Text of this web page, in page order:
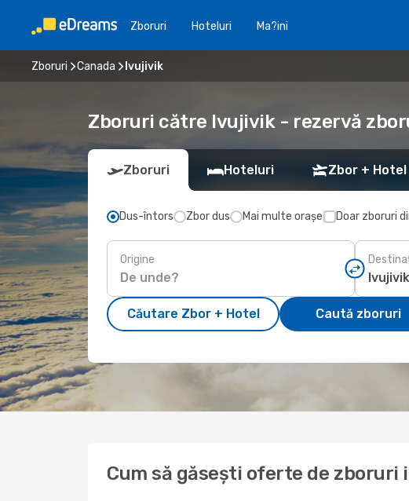
Zboruri Hoteluri Ma?ini
Zboruri Canada Ivujivik
Zboruri către Ivujivik - rezervă
Zboruri Hoteluri Zbor + Hotel
Dus-întors Zbor dus Mai multe orașe Doar zboruri
Origine
Căutare Zbor + Hotel Caută zboruri
Cum să găsești oferte de